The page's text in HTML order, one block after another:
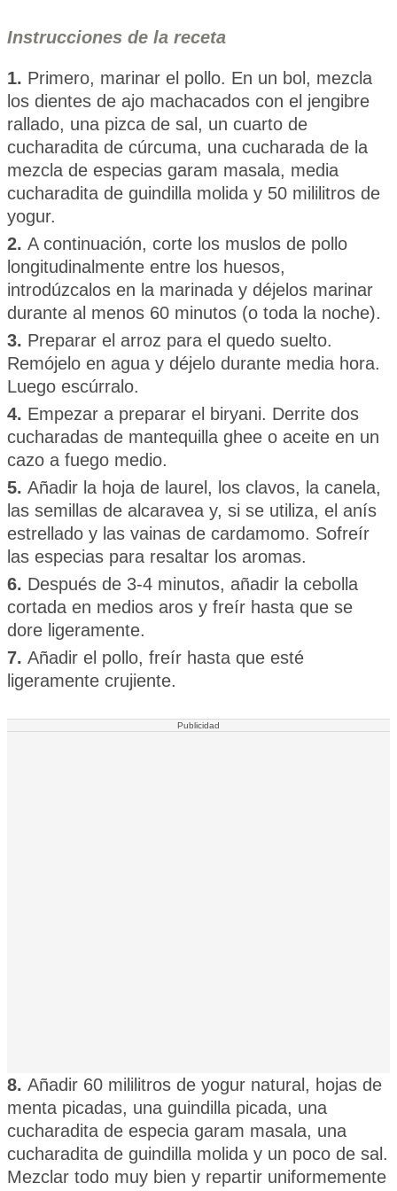
Instrucciones de la receta
1. Primero, marinar el pollo. En un bol, mezcla
los dientes de ajo machacados con el jengibre
rallado, una pizca de sal, un cuarto de
cucharadita de cúrcuma, una cucharada de la
mezcla de especias garam masala, media
cucharadita de guindilla molida y 50 mililitros de
yogur.
2. A continuación, corte los muslos de pollo
longitudinalmente entre los huesos,
introdúzcalos en la marinada y déjelos marinar
durante al menos 60 minutos (o toda la noche).
3. Preparar el arroz para el quedo suelto.
Remójelo en agua y déjelo durante media hora.
Luego escúrralo.
4. Empezar a preparar el biryani. Derrite dos
cucharadas de mantequilla ghee o aceite en un
cazo a fuego medio.
5. Añadir la hoja de laurel, los clavos, la canela,
las semillas de alcaravea y, si se utiliza, el anís
estrellado y las vainas de cardamomo. Sofreír
las especias para resaltar los aromas.
6. Después de 3-4 minutos, añadir la cebolla
cortada en medios aros y freír hasta que se
dore ligeramente.
7. Añadir el pollo, freír hasta que esté
ligeramente crujiente.
Publicidad
8. Añadir 60 mililitros de yogur natural, hojas de
menta picadas, una guindilla picada, una
cucharadita de especia garam masala, una
cucharadita de guindilla molida y un poco de sal.
Mezclar todo muy bien y repartir uniformemente